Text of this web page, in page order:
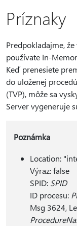
Príznaky
Predpokladajme,
používate In-
Keď prenesiete
do uloženej
(TVP), môže sa
Server vygeneruje
Poznámka
Location:
Výraz: false
SPID: SPID
ID procesu:
Msg 3624,